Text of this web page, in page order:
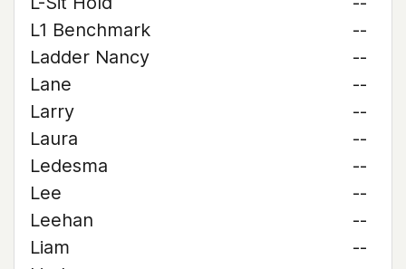
L1 Benchmark
--
Ladder Nancy
--
Lane
--
Larry
--
Laura
--
Ledesma
--
Lee
--
Leehan
--
Liam
--